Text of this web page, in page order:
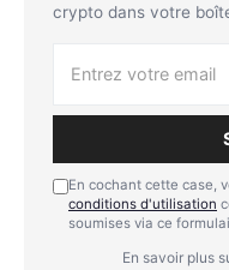
crypto dans votre
En cochant cette case,
conditions d'utilisation
soumises via ce
En savoir plus